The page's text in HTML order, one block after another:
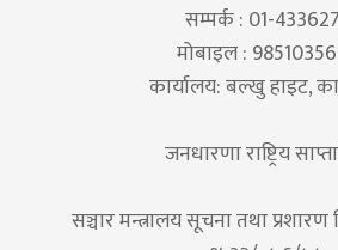
सम्पर्क : 01-
मोबाइल :
कार्यालय: बल्खु हाइट,
जनधारणा राष्ट्रिय
सञ्चार मन्त्रालय सूचना तथा प्रशारण